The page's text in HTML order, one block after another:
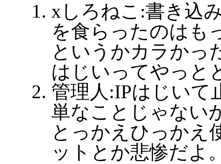
xしろねこ:書き込
を食らったのはも
というかカラか
はじいってやっと
管理人:IPはじいて
単なことじゃない
とっかえひっかえ
ットとか悲惨だよ